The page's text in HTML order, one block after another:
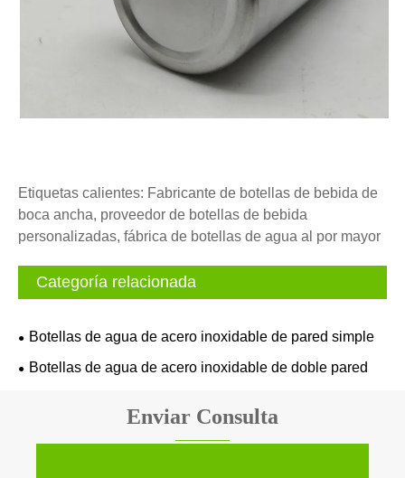
Etiquetas calientes: Fabricante de botellas de bebida de
boca ancha, proveedor de botellas de bebida
personalizadas, fábrica de botellas de agua al por mayor
Categoría relacionada
Botellas de agua de acero inoxidable de pared simple
Botellas de agua de acero inoxidable de doble pared
Enviar Consulta